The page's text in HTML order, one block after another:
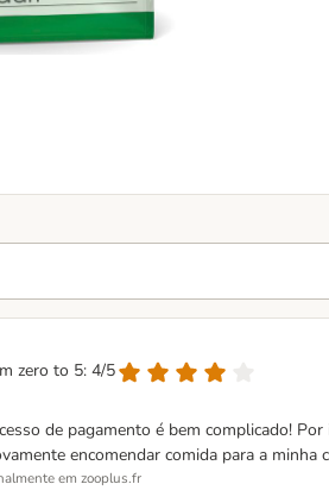
zero to 5: 4/5
de pagamento é bem complicado!
encomendar comida para a minha
em zooplus.fr